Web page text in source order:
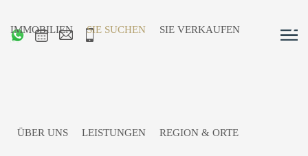
IMMOBILIEN SIE SUCHEN SIE VERKAUFEN
ÜBER UNS LEISTUNGEN REGION & ORTE